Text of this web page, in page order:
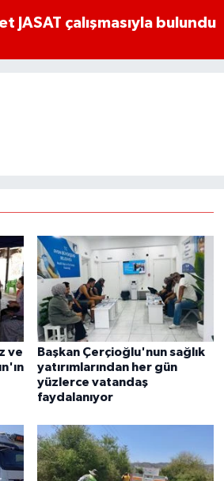
JASAT çalışmasıyla bulundu
ve
Başkan Çerçioğlu'nun sağlık
yatırımlarından her gün
yüzlerce vatandaş
faydalanıyor